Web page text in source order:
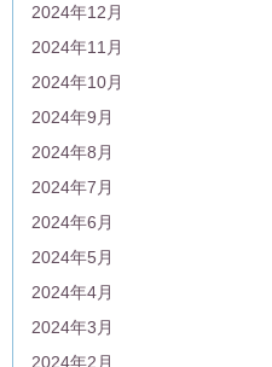
2024年12月
2024年11月
2024年10月
2024年9月
2024年8月
2024年7月
2024年6月
2024年5月
2024年4月
2024年3月
2024年2月